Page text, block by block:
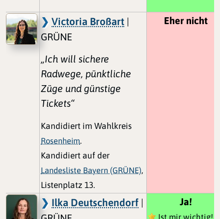
Victoria Broßart |
GRÜNE
„Ich will sichere
Radwege, pünktliche
Züge und günstige
Tickets“
Kandidiert im Wahlkreis
Rosenheim.
Kandidiert auf der
Landesliste Bayern (GRÜNE),
Listenplatz 13.
Eher nicht
Ilka Deutschendorf |
Ja!
Ist mir wichtig!